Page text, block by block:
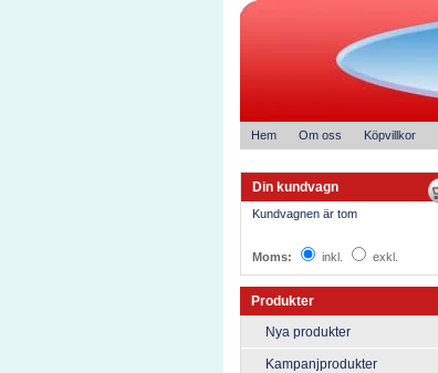
Hem Om oss Köpvillkor
Din kundvagn
Kundvagnen är tom
Moms: inkl. exkl.
Produkter
Nya produkter
Kampanjprodukter